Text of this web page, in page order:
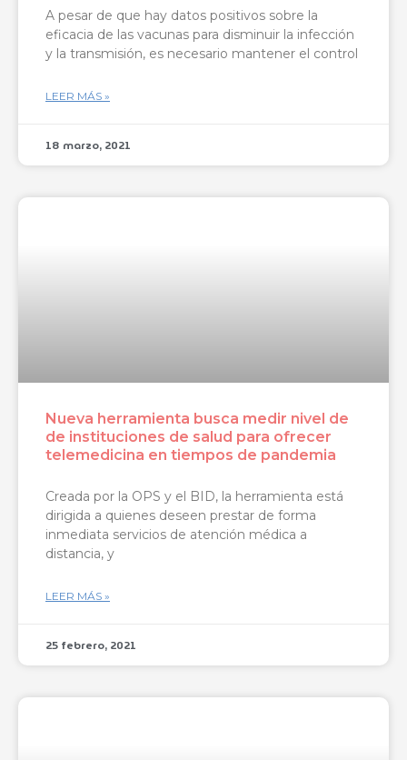
A pesar de que hay datos positivos sobre la
eficacia de las vacunas para disminuir la infección
y la transmisión, es necesario mantener el control
LEER MÁS »
18 marzo, 2021
Nueva herramienta busca medir nivel de
de instituciones de salud para ofrecer
telemedicina en tiempos de pandemia
Creada por la OPS y el BID, la herramienta está
dirigida a quienes deseen prestar de forma
inmediata servicios de atención médica a
distancia, y
LEER MÁS »
25 febrero, 2021